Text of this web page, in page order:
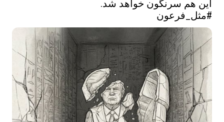
این هم سرنگون خواهد شد.
#مثل_فرعون